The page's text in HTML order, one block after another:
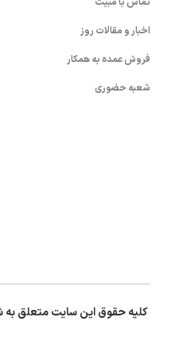
اخبار و مقالات روز
فروش عمده به همکار
شعبه حضوری
کلیه حقوق این سایت متعلق به